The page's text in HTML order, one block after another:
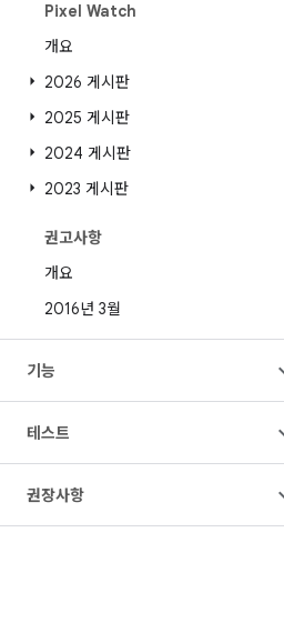
Pixel Watch
개요
2026 게시판
2025 게시판
2024 게시판
2023 게시판
권고사항
개요
2016년 3월
기능
테스트
권장사항